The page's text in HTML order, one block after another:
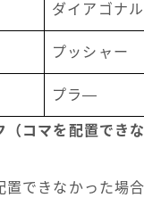
ダイアゴナル
プッシャー
プラ―
（コマを配置でき
置できなかった場